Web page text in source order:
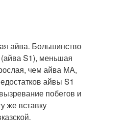
айва. Большинство
(айва S1), меньшая
чем айва МА,
айвы S1
побегов и
же вставку